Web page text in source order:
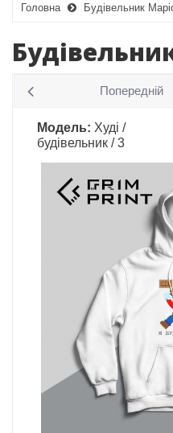
Головна Будівельник
Попередній
Модель: Худі /
будівельник / 3